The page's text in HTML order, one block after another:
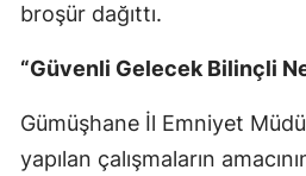
broşür dağıttı.
“Güvenli Gelecek Bilinçli
Gümüşhane İl Emniyet
yapılan çalışmaların